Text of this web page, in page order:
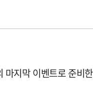
마지막 이벤트로 준비